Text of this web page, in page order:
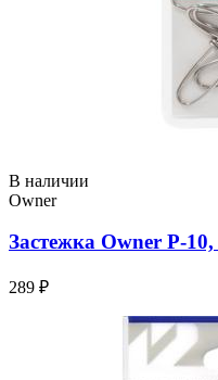
В наличии
Owner
Застежка Owner P-
289 ₽